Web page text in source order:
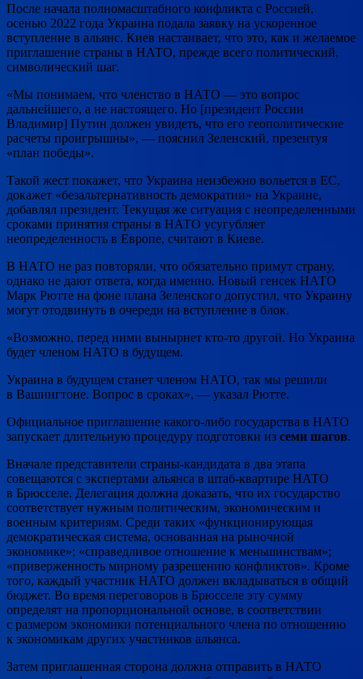
После начала полномасштабного конфликта с Россией,
осенью 2022 года Украина подала заявку на ускоренное
вступление в альянс. Киев настаивает, что это, как и желаемое
приглашение страны в НАТО, прежде всего политический,
символический шаг.
«Мы понимаем, что членство в НАТО — это вопрос
дальнейшего, а не настоящего. Но [президент России
Владимир] Путин должен увидеть, что его геополитические
расчеты проигрышны», — пояснил Зеленский, презентуя
«план победы».
Такой жест покажет, что Украина неизбежно вольется в ЕС,
докажет «безальтернативность демократии» на Украине,
добавлял президент. Текущая же ситуация с неопределенными
сроками принятия страны в НАТО усугубляет
неопределенность в Европе, считают в Киеве.
В НАТО не раз повторяли, что обязательно примут страну,
однако не дают ответа, когда именно. Новый генсек НАТО
Марк Рютте на фоне плана Зеленского допустил, что Украину
могут отодвинуть в очереди на вступление в блок.
«Возможно, перед ними вынырнет кто-то другой. Но Украина
будет членом НАТО в будущем.
Украина в будущем станет членом НАТО, так мы решили
в Вашингтоне. Вопрос в сроках», — указал Рютте.
Официальное приглашение какого-либо государства в НАТО
запускает длительную процедуру подготовки из семи шагов.
Вначале представители страны-кандидата в два этапа
совещаются с экспертами альянса в штаб-квартире НАТО
в Брюсселе. Делегация должна доказать, что их государство
соответствует нужным политическим, экономическим и
военным критериям. Среди таких «функционирующая
демократическая система, основанная на рыночной
экономике»; «справедливое отношение к меньшинствам»;
«приверженность мирному разрешению конфликтов». Кроме
того, каждый участник НАТО должен вкладываться в общий
бюджет. Во время переговоров в Брюсселе эту сумму
определят на пропорциональной основе, в соответствии
с размером экономики потенциального члена по отношению
к экономикам других участников альянса.
Затем приглашенная сторона должна отправить в НАТО